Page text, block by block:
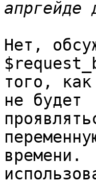
Нет,
того,
не будет
времени.